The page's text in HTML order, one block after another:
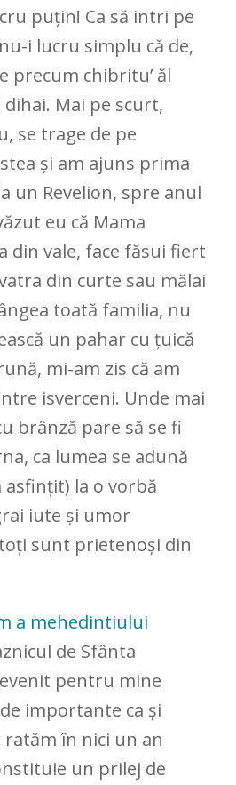
puțin! Ca să intri pe
i lucru simplu că de,
precum chibritu’ ăl
Mai pe scurt,
se trage de pe
și am ajuns prima
un Revelion, spre anul
eu că Mama
din vale, face făsui fiert
din curte sau mălai
toată familia, nu
un pahar cu țuică
mi-am zis că am
isverceni. Unde mai
brânză pare să se fi
ca lumea se adună
asfințit) la o vorbă
iute și umor
sunt prietenoși din
de Sfânta
pentru mine
importante ca și
ratăm în nici un an
un prilej de